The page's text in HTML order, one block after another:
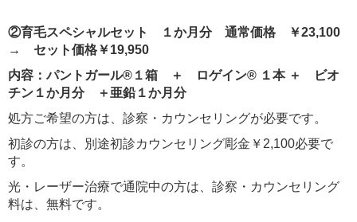
②育毛スペシャルセット １か月分 通常価格 ￥23,100
→ セット価格￥19,950
内容：パントガール®１箱 ＋ ロゲイン® １本 ＋ ビオ
チン１か月分 ＋亜鉛１か月分
処方ご希望の方は、診察・カウンセリングが必要です。
初診の方は、別途初診カウンセリング彫金￥2,100必要で
す。
光・レーザー治療で通院中の方は、診察・カウンセリング
料は、無料です。